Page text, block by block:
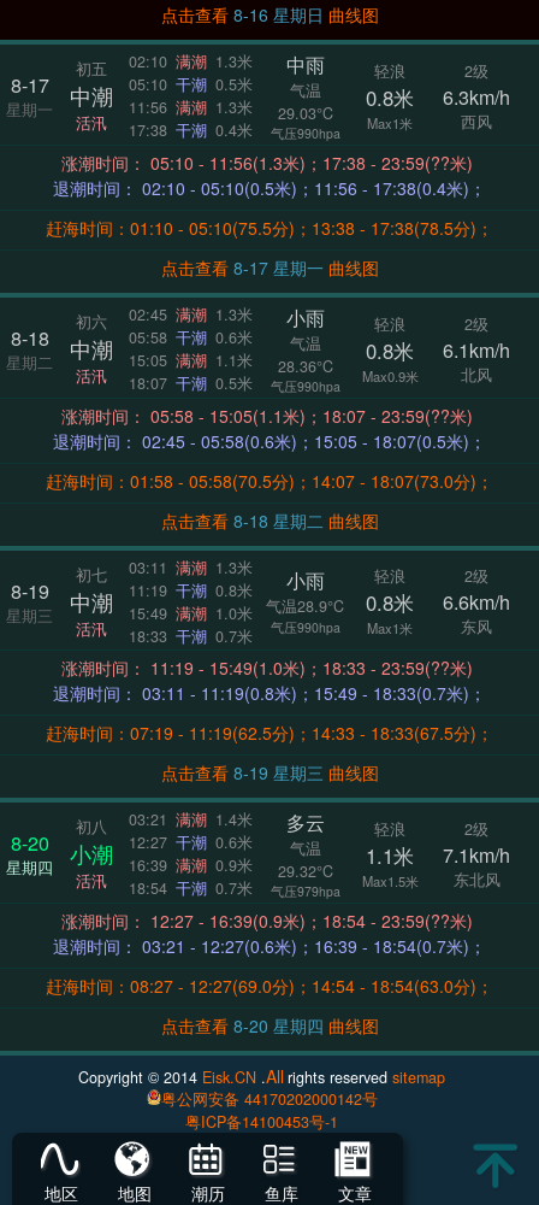
点击查看
8-16 星期日 曲线图
8-17
星期一
初五
中潮
活汛
02:10 满潮 1.3米
05:10 干潮 0.5米
11:56 满潮 1.3米
17:38 干潮 0.4米
中雨
气温
29.03°C
气压990hpa
轻浪
0.8米
Max1米
2级
6.3km/h
西风
涨潮时间： 05:10 - 11:56(1.3米)；17:38 - 23:59(??米)
退潮时间： 02:10 - 05:10(0.5米)；11:56 - 17:38(0.4米)；
赶海时间：01:10 - 05:10(75.5分)；13:38 - 17:38(78.5分)；
点击查看
8-17 星期一 曲线图
8-18
星期二
初六
中潮
活汛
02:45 满潮 1.3米
05:58 干潮 0.6米
15:05 满潮 1.1米
18:07 干潮 0.5米
小雨
气温
28.36°C
气压990hpa
轻浪
0.8米
Max0.9米
2级
6.1km/h
北风
涨潮时间： 05:58 - 15:05(1.1米)；18:07 - 23:59(??米)
退潮时间： 02:45 - 05:58(0.6米)；15:05 - 18:07(0.5米)；
赶海时间：01:58 - 05:58(70.5分)；14:07 - 18:07(73.0分)；
点击查看
8-18 星期二 曲线图
8-19
星期三
初七
中潮
活汛
03:11 满潮 1.3米
11:19 干潮 0.8米
15:49 满潮 1.0米
18:33 干潮 0.7米
小雨
气温28.9°C
气压990hpa
轻浪
0.8米
Max1米
2级
6.6km/h
东风
涨潮时间： 11:19 - 15:49(1.0米)；18:33 - 23:59(??米)
退潮时间： 03:11 - 11:19(0.8米)；15:49 - 18:33(0.7米)；
赶海时间：07:19 - 11:19(62.5分)；14:33 - 18:33(67.5分)；
点击查看
8-19 星期三 曲线图
8-20
星期四
初八
小潮
活汛
03:21 满潮 1.4米
12:27 干潮 0.6米
16:39 满潮 0.9米
18:54 干潮 0.7米
多云
气温
29.32°C
气压979hpa
轻浪
1.1米
Max1.5米
2级
7.1km/h
东北风
涨潮时间： 12:27 - 16:39(0.9米)；18:54 - 23:59(??米)
退潮时间： 03:21 - 12:27(0.6米)；16:39 - 18:54(0.7米)；
赶海时间：08:27 - 12:27(69.0分)；14:54 - 18:54(63.0分)；
点击查看
8-20 星期四 曲线图
Copyright © 2014 Eisk.CN .Allrights reservedsitemap
粤公网安备 44170202000142号
粤ICP备14100453号-1
地区 地图 潮历 鱼库 文章